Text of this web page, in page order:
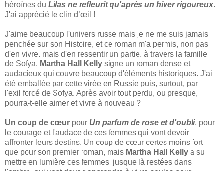
héroïnes du Lilas ne refleurit qu'après un hiver rigoureux.
J'ai apprécié le clin d’œil !
J'aime beaucoup l'univers russe mais je ne me suis jamais
penchée sur son Histoire, et ce roman m'a permis, non pas
d'en vivre, mais d'en ressentir un partie, à travers la famille
de Sofya. Martha Hall Kelly signe un roman dense et
audacieux qui couvre beaucoup d'éléments historiques. J'ai
été emballée par cette virée en Russie puis, surtout, par
l'exil forcé de Sofya. Après avoir tout perdu, ou presque,
pourra-t-elle aimer et vivre à nouveau ?
Un coup de cœur pour Un parfum de rose et d'oubli, pour
le courage et l'audace de ces femmes qui vont devoir
affronter leurs destins. Un coup de cœur certes moins fort
que pour son premier roman, mais Martha Hall Kelly a su
mettre en lumière ces femmes, jusque là restées dans